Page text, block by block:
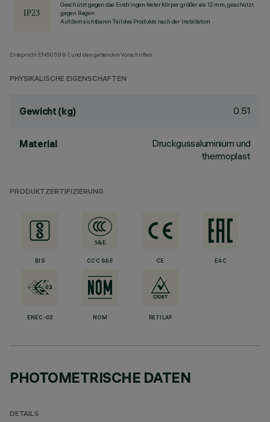
Geschützt gegen das Eindringen fester Körper größer als 12 mm, geschützt
gegen Regen.
Auf dem sichtbaren Teil des Produkts nach der Installation
Entspricht EN60598-1 und den geltenden Vorschriften.
PHYSIKALISCHE EIGENSCHAFTEN
Gewicht (kg) 0.51
Material
Druckgussaluminium und
thermoplast
PRODUKTZERTIFIZIERUNG
BIS CCC S&E CE EAC
ENEC-03 NOM RETILAP
PHOTOMETRISCHE DATEN
DETAILS